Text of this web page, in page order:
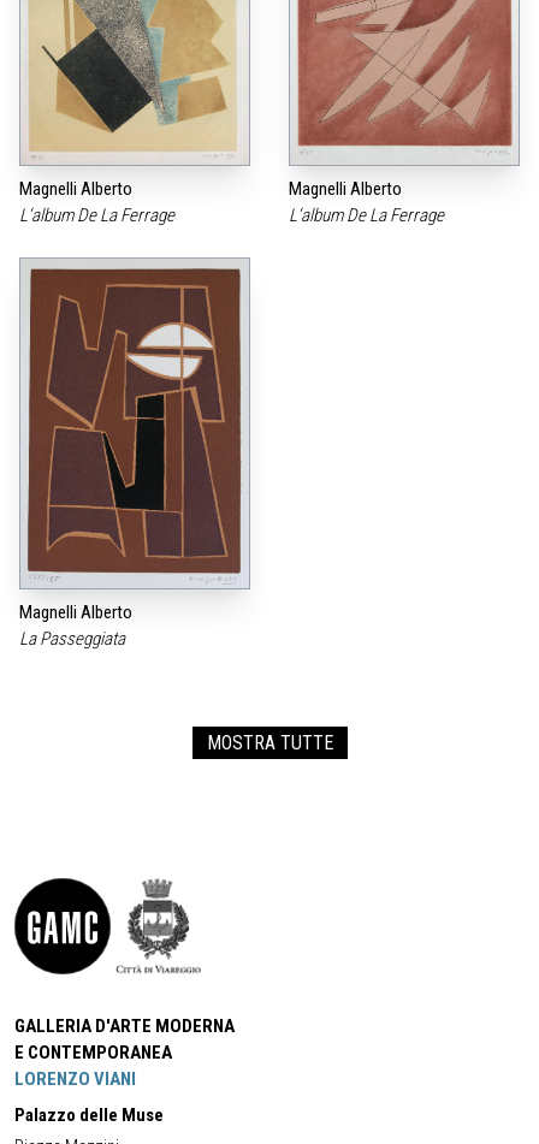
Magnelli Alberto
L‘album De La Ferrage
Magnelli Alberto
L‘album De La Ferrage
Magnelli Alberto
La Passeggiata
MOSTRA TUTTE
GALLERIA D'ARTE MODERNA
E CONTEMPORANEA
LORENZO VIANI
Palazzo delle Muse